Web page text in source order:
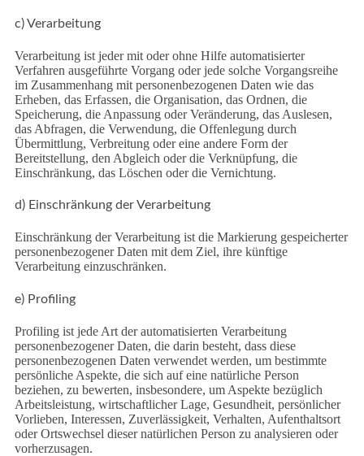
c) Verarbeitung
Verarbeitung ist jeder mit oder ohne Hilfe automatisierter
Verfahren ausgeführte Vorgang oder jede solche Vorgangsreihe
im Zusammenhang mit personenbezogenen Daten wie das
Erheben, das Erfassen, die Organisation, das Ordnen, die
Speicherung, die Anpassung oder Veränderung, das Auslesen,
das Abfragen, die Verwendung, die Offenlegung durch
Übermittlung, Verbreitung oder eine andere Form der
Bereitstellung, den Abgleich oder die Verknüpfung, die
Einschränkung, das Löschen oder die Vernichtung.
d) Einschränkung der Verarbeitung
Einschränkung der Verarbeitung ist die Markierung gespeicherter
personenbezogener Daten mit dem Ziel, ihre künftige
Verarbeitung einzuschränken.
e) Profiling
Profiling ist jede Art der automatisierten Verarbeitung
personenbezogener Daten, die darin besteht, dass diese
personenbezogenen Daten verwendet werden, um bestimmte
persönliche Aspekte, die sich auf eine natürliche Person
beziehen, zu bewerten, insbesondere, um Aspekte bezüglich
Arbeitsleistung, wirtschaftlicher Lage, Gesundheit, persönlicher
Vorlieben, Interessen, Zuverlässigkeit, Verhalten, Aufenthaltsort
oder Ortswechsel dieser natürlichen Person zu analysieren oder
vorherzusagen.